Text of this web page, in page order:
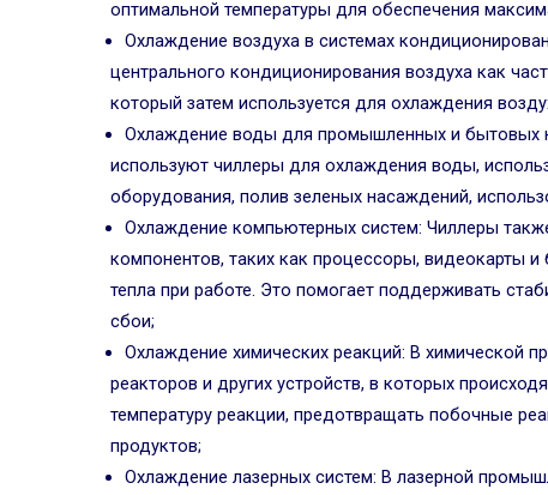
оптимальной температуры для обеспечения
Охлаждение воздуха в системах
центрального кондиционирования воздуха как
который затем используется для охлаждения
Охлаждение воды для промышленных и бытовых
используют чиллеры для охлаждения воды,
оборудования, полив зеленых насаждений,
Охлаждение компьютерных систем: Чиллеры
компонентов, таких как процессоры, видеокарты
тепла при работе. Это помогает поддерживать
сбои;
Охлаждение химических реакций: В химической
реакторов и других устройств, в которых
температуру реакции, предотвращать побочные
продуктов;
Охлаждение лазерных систем: В лазерной